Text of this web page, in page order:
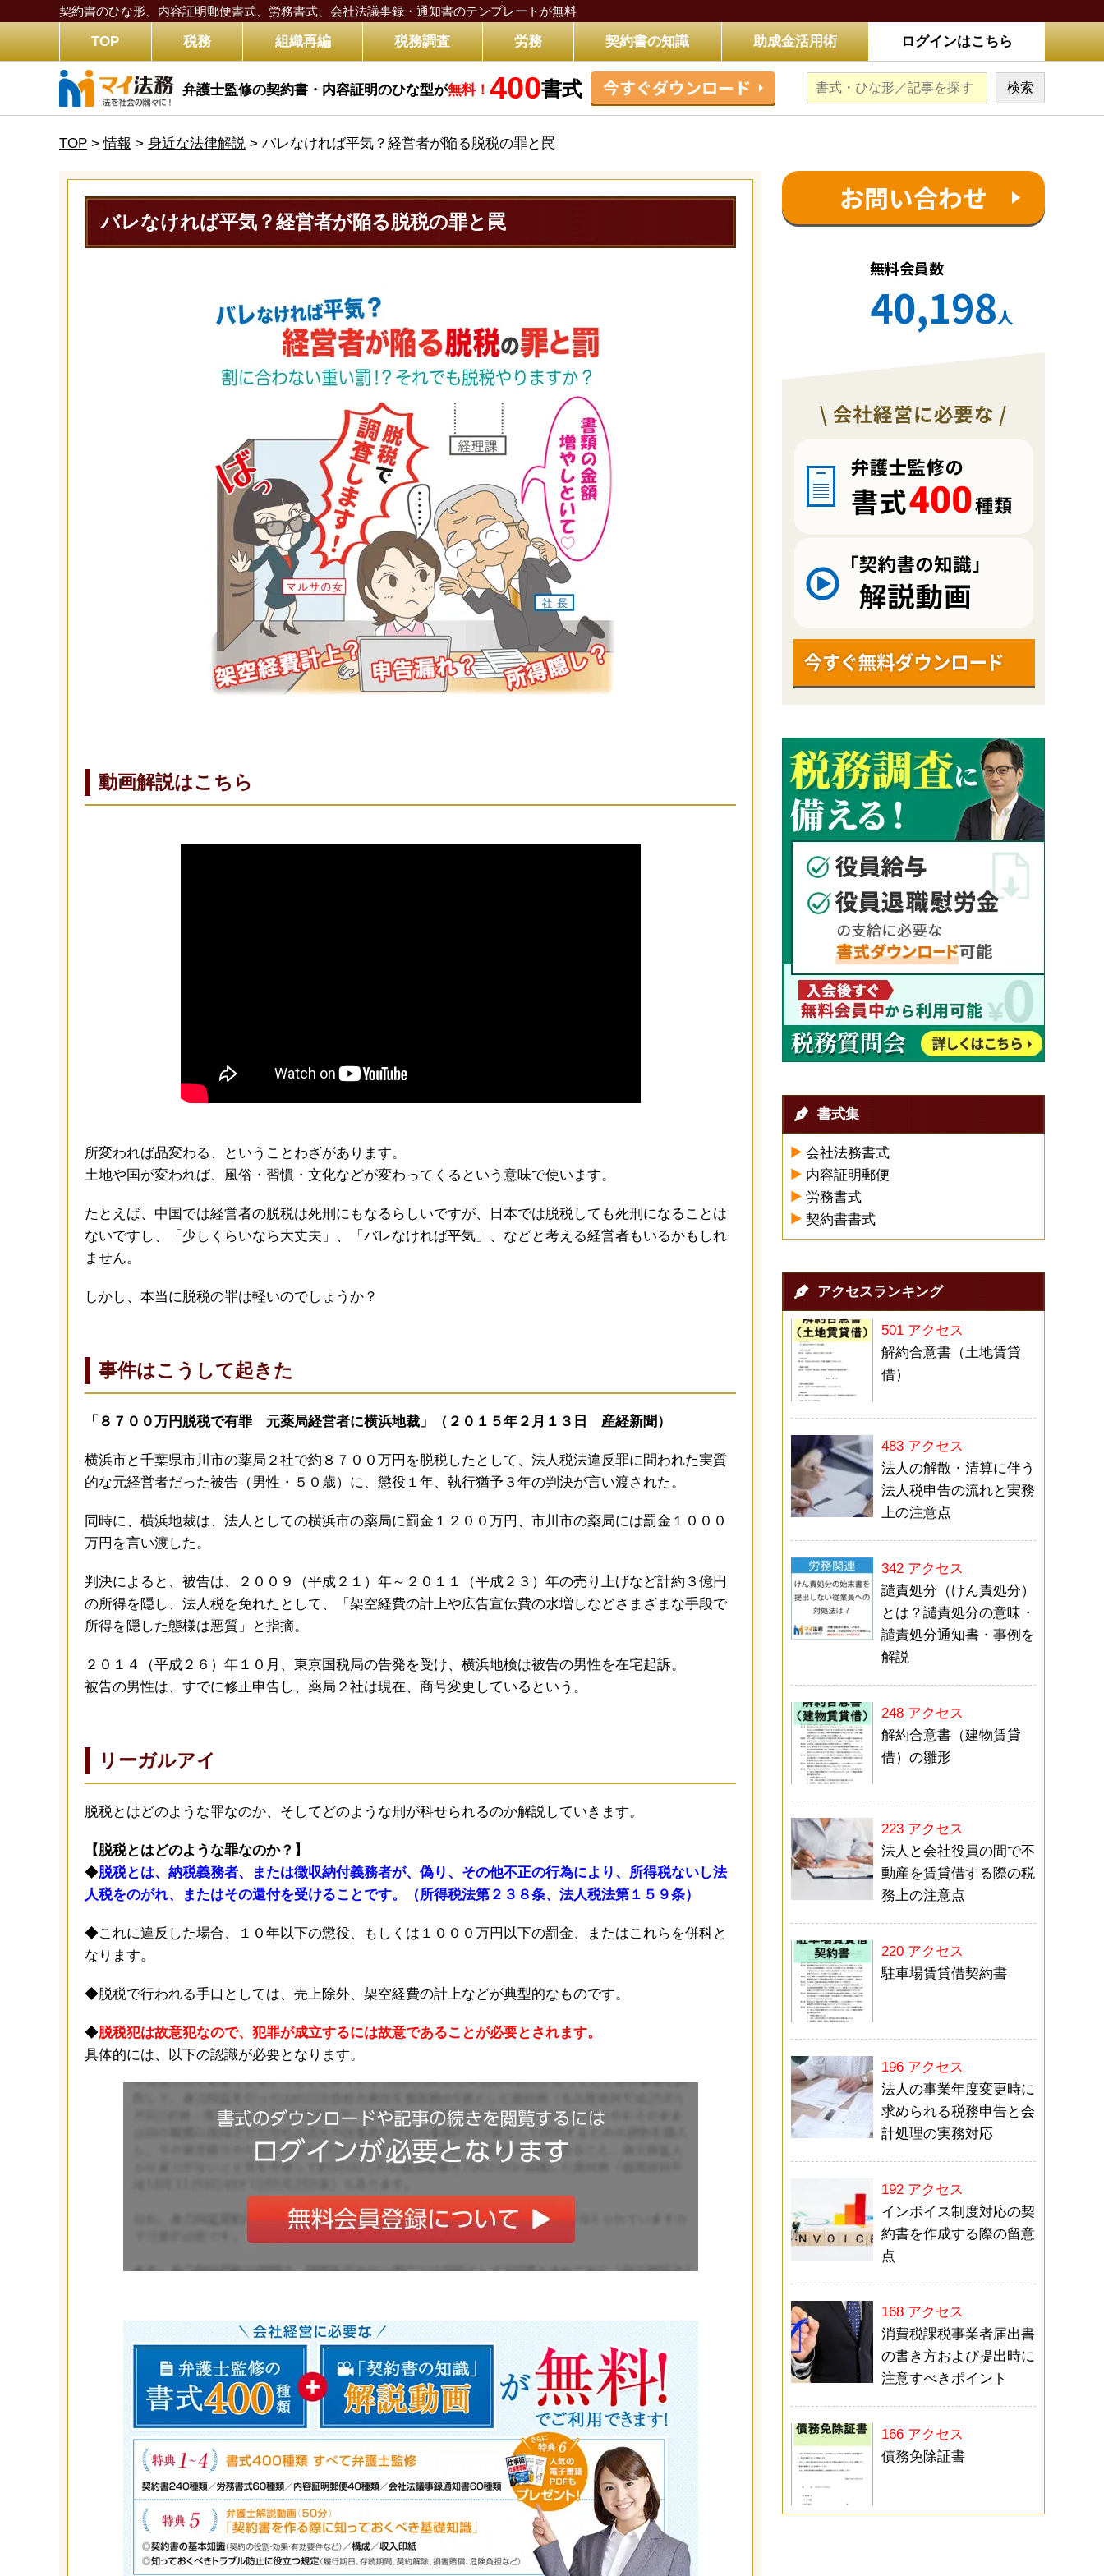
契約書のひな形、内容証明郵便書式、労務書式、 会社法議事録・通知書のテンプレートが無料
TOP 税務 組織再編 税務調査 労務 契約書の知識 助成金活用術 ログインはこちら
弁護士監修の契約書・内容証明のひな型が無料！ 400書式 今すぐダウンロード
TOP >情報 > 身近な法律解説 > バレなければ平気？経営者が陥る脱税の罪と罠
バレなければ平気？経営者が陥る脱税の罪と罠
動画解説はこちら
所変われば品変わる、ということわざがあります。
土地や国が変われば、風俗・習慣・文化などが変わってくるという意味で使います。
たとえば、中国では経営者の脱税は死刑にもなるらしいですが、日本では脱税しても死刑になることは
ないですし、「少しくらいなら大丈夫」、「バレなければ平気」、などと考える経営者もいるかもしれ
ません。
しかし、本当に脱税の罪は軽いのでしょうか？
事件はこうして起きた
「８７００万円脱税で有罪 元薬局経営者に横浜地裁」（２０１５年２月１３日 産経新聞）
横浜市と千葉県市川市の薬局２社で約８７００万円を脱税したとして、法人税法違反罪に問われた実質
的な元経営者だった被告（男性・５０歳）に、懲役１年、執行猶予３年の判決が言い渡された。
同時に、横浜地裁は、法人としての横浜市の薬局に罰金１２００万円、市川市の薬局には罰金１０００
万円を言い渡した。
判決によると、被告は、２００９（平成２１）年～２０１１（平成２３）年の売り上げなど計約３億円
の所得を隠し、法人税を免れたとして、「架空経費の計上や広告宣伝費の水増しなどさまざまな手段で
所得を隠した態様は悪質」と指摘。
２０１４（平成２６）年１０月、東京国税局の告発を受け、横浜地検は被告の男性を在宅起訴。
被告の男性は、すでに修正申告し、薬局２社は現在、商号変更しているという。
リーガルアイ
脱税とはどのような罪なのか、そしてどのような刑が科せられるのか解説していきます。
【脱税とはどのような罪なのか？】
◆脱税とは、納税義務者、または徴収納付義務者が、偽り、その他不正の行為により、所得税ないし法
人税をのがれ、またはその還付を受けることです。（所得税法第２３８条、法人税法第１５９条）
◆これに違反した場合、１０年以下の懲役、もしくは１０００万円以下の罰金、またはこれらを併科と
なります。
◆脱税で行われる手口としては、売上除外、架空経費の計上などが典型的なものです。
◆脱税犯は故意犯なので、犯罪が成立するには故意であることが必要とされます。
具体的には、以下の認識が必要となります。
お問い合わせ
無料会員数
40,198人
書式集
会社法務書式
内容証明郵便
労務書式
契約書書式
アクセスランキング
501 アクセス
解約合意書（土地賃貸
借）
483 アクセス
法人の解散・清算に伴う
法人税申告の流れと実務
上の注意点
342 アクセス
譴責処分（けん責処分）
とは？譴責処分の意味・
譴責処分通知書・事例を
解説
248 アクセス
解約合意書（建物賃貸
借）の雛形
223 アクセス
法人と会社役員の間で不
動産を賃貸借する際の税
務上の注意点
220 アクセス
駐車場賃貸借契約書
196 アクセス
法人の事業年度変更時に
求められる税務申告と会
計処理の実務対応
192 アクセス
インボイス制度対応の契
約書を作成する際の留意
点
168 アクセス
消費税課税事業者届出書
の書き方および提出時に
注意すべきポイント
166 アクセス
債務免除証書